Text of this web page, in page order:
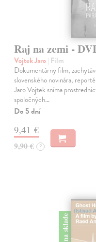
Raj na zemi -
Vojtek Jaro| Film
Dokumentárny film,
slovenského novinára,
Jaro Vojtek sníma
spoločných…
Do 5 dní
9,41 €
9,90 € ?
na sklade